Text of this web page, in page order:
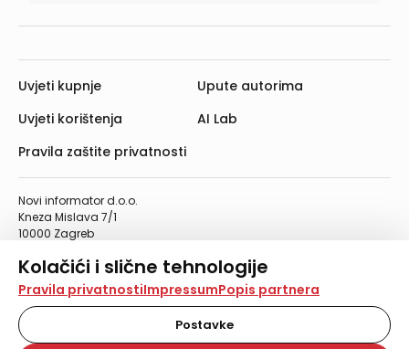
Kolačići i slične tehnologije
Na našoj web stranici koristimo kolačiće i slične
tehnologije za pohranu, čitanje i obradu informacija na
vašem uređaju. Time poboljšavamo korisničko iskustvo,
analiziramo promet na stranici te prikazujemo sadržaje i
Pravila privatnostiImpressumPopis partnera
Postavke
Novi informator d.o.o.
Kneza Mislava 7/1
10000 Zagreb
Telefaks: 01/4612-553
info@informator.hr
PRATITE NAS:
Uvjeti kupnje
Uvjeti korištenja
Pravila zaštite privatnosti
Upute autorima
AI Lab